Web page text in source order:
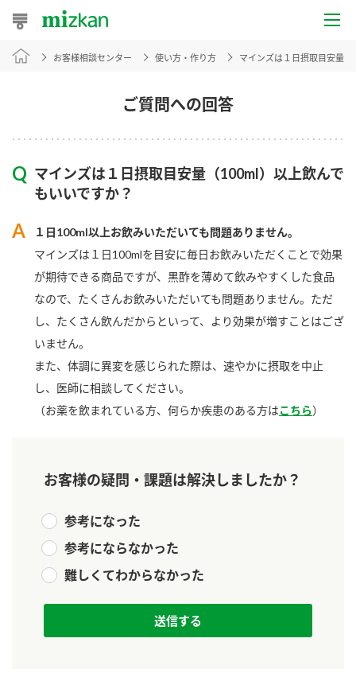
おうちレシピ
レシピ特集
レシピカテゴリ一覧
商品カテゴリ
酢 調味酢
お酢ドリンク ぽん酢
つゆ たれ
スープ
クイック調味料
炊き込みご飯の素 納豆
新商品一覧
キャンペーン情報
ブランド・スペシャルサイト トップ
商品ブランドサイト
Fibee（ファイビー）
くらしプラ酢
カンタン酢
企業情報
国内事業概要
企業理念
ミツカンを知る
ご質問への回答
お客様相談センター 使い方・作り方 マインズは１日摂取目安量
マインズは１日摂取目安量（100ml）以上飲んで
もいいですか？
１日100ml以上お飲みいただいても問題ありません。
マインズは１日100mlを目安に毎日お飲みいただくことで効果
が期待できる商品ですが、黒酢を薄めて飲みやすくした食品
なので、たくさんお飲みいただいても問題ありません。ただ
し、たくさん飲んだからといって、より効果が増すことはござ
いません。
また、体調に異変を感じられた際は、速やかに摂取を中止
し、医師に相談してください。
（お薬を飲まれている方、何らか疾患のある方はこちら）
お客様の疑問・課題は解決しましたか？
参考になった
参考にならなかった
難しくてわからなかった